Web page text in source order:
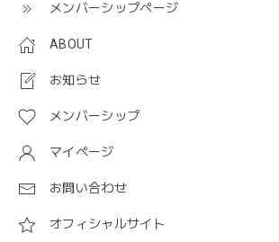
メンバーシップページ
ABOUT
お知らせ
メンバーシップ
マイページ
お問い合わせ
オフィシャルサイト